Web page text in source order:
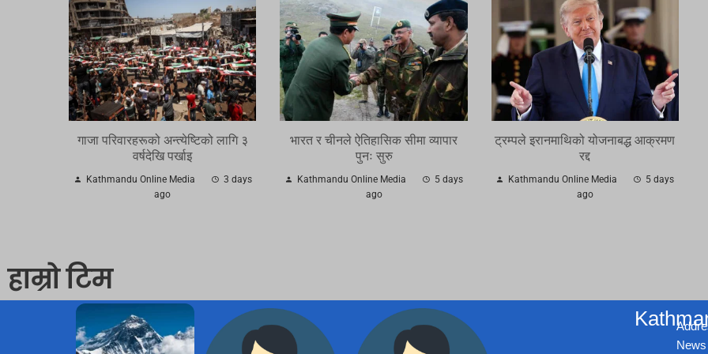
गाजा परिवारहरूको अन्त्येष्टिको लागि ३
वर्षदेखि पर्खाइ
Kathmandu Online Media
3 days
ago
भारत र चीनले ऐतिहासिक सीमा व्यापार
पुनः सुरु
Kathmandu Online Media
5 days
ago
ट्रम्पले इरानमाथिको योजनाबद्ध आक्रमण
रद्द
Kathmandu Online Media
5 days
ago
हाम्रो टिम